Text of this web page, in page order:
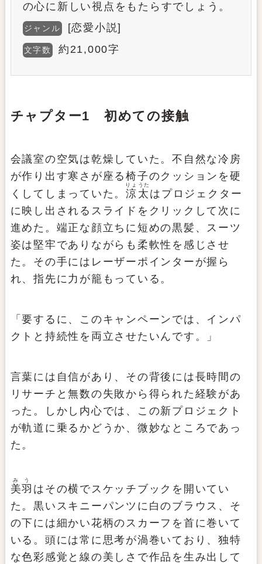
の心に新しい視点をもたらすでしょう。
ジャンル [恋愛小説]
文字数 約21,000字
チャプター1 初めての接触
会議室の空気は乾燥していた。不自然な冷房
が作り出す寒さが座る椅子のクッションを硬
くしてしまっていた。涼太
りょうた
はプロジェクター
に映し出されるスライドをクリックして次に
進めた。端正な顔立ちに短めの黒髪、スーツ
姿は堅牢でありながらも柔軟性を感じさせ
た。その手にはレーザーポインターが握ら
れ、指先に力が籠もっている。
「要するに、このキャンペーンでは、インパ
クトと持続性を両立させたいんです。」
言葉には自信があり、その背後には長時間の
リサーチと無数の失敗から得られた経験があ
った。しかし内心では、この新プロジェクト
が軌道に乗るかどうか、微妙なところであっ
た。
美羽
みう
はその横でスケッチブックを開いてい
た。黒いスキニーパンツに白のブラウス、そ
の下には細かい花柄のスカーフを首に巻いて
いる。頭には常に思考が渦巻いており、独特
な色彩感覚と線の美しさで作品を生み出して